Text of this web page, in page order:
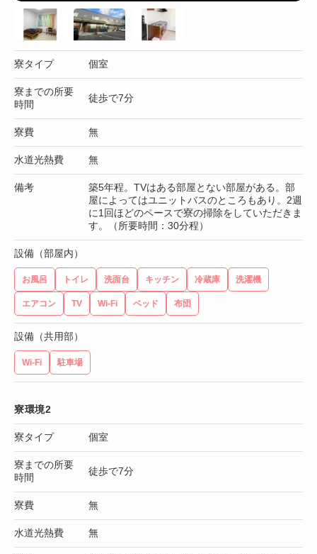
寮タイプ 個室
寮までの所要
時間
徒歩で7分
寮費 無
水道光熱費 無
備考
築5年程。TVはある部屋とない部屋がある。部
屋によってはユニットバスのところもあり。2週
に1回ほどのペースで寮の掃除をしていただきま
す。（所要時間：30分程）
設備（部屋内）
お風呂 トイレ 洗面台 キッチン 冷蔵庫 洗濯機
エアコン TV Wi-Fi ベッド 布団
設備（共用部）
Wi-Fi 駐車場
寮環境2
寮タイプ 個室
寮までの所要
時間
徒歩で7分
寮費 無
水道光熱費 無